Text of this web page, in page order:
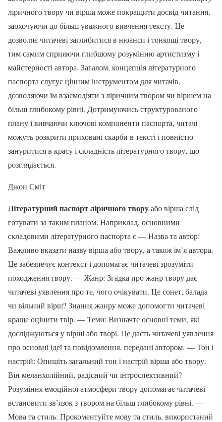
ліричного твору чи вірша може покращити досвід читання,
заохочуючи до більш уважного вивчення тексту. Це
дозволяє читачеві заглибитися в нюанси і тонкощі твору,
тим самим сприяючи глибшому розумінню артистизму і
майстерності автора. Загалом, концепція літературного
паспорта слугує цінним інструментом для читачів,
дозволяючи їм взаємодіяти з ліричним твором чи віршем на
більш глибокому рівні. Дотримуючись структурованого
плану і вивчаючи ключові компоненти паспорта, читачі
можуть розкрити приховані скарби в тексті і повністю
зануритися в красу і складність літературного твору, що
розглядається.
Джон Сміт
Літературний паспорт ліричного творуабо вірша слід
готувати за таким планом. Наприклад, основними
складовими літературного паспорта є — Назва та автор:
Важливо вказати назву вірша або твору, а також ім’я автора.
Це забезпечує контекст і допомагає читачеві зрозуміти
походження твору. — Жанр: Згадка про жанр твору дає
читачеві уявлення про те, чого очікувати. Це сонет, балада
чи вільний вірш? Знання жанру може допомогти читачеві
краще оцінити твір. — Теми: Визначте основні теми, які
досліджуються у вірші або творі. Це дасть читачеві уявлення
про основні ідеї та повідомлення, передані автором. — Тон і
настрій: Опишіть загальний тон і настрій вірша або твору.
Він меланхолійний, радісний чи інтроспективний?
Розуміння емоційної атмосфери твору допомагає читачеві
встановити зв’язок з твором на більш глибокому рівні. —
Мова та стиль: Прокоментуйте мову та стиль, використаний